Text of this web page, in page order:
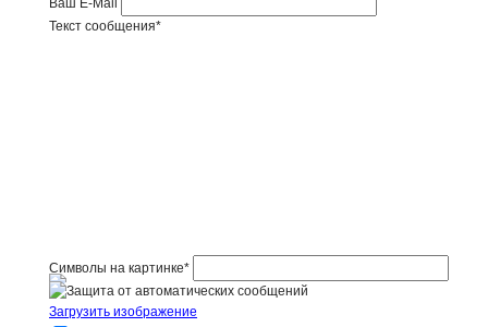
Ваш E-Mail
Текст сообщения*
Символы на картинке*
Загрузить изображение